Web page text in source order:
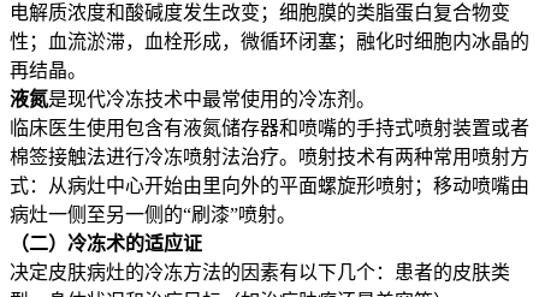
电解质浓度和酸碱度发生改变；细胞膜的类脂蛋白复合物变
性；血流淤滞，血栓形成，微循环闭塞；融化时细胞内冰晶的
再结晶。
液氮是现代冷冻技术中最常使用的冷冻剂。
临床医生使用包含有液氮储存器和喷嘴的手持式喷射装置或者
棉签接触法进行冷冻喷射法治疗。喷射技术有两种常用喷射方
式：从病灶中心开始由里向外的平面螺旋形喷射；移动喷嘴由
病灶一侧至另一侧的“刷漆”喷射。
（二）冷冻术的适应证
决定皮肤病灶的冷冻方法的因素有以下几个：患者的皮肤类